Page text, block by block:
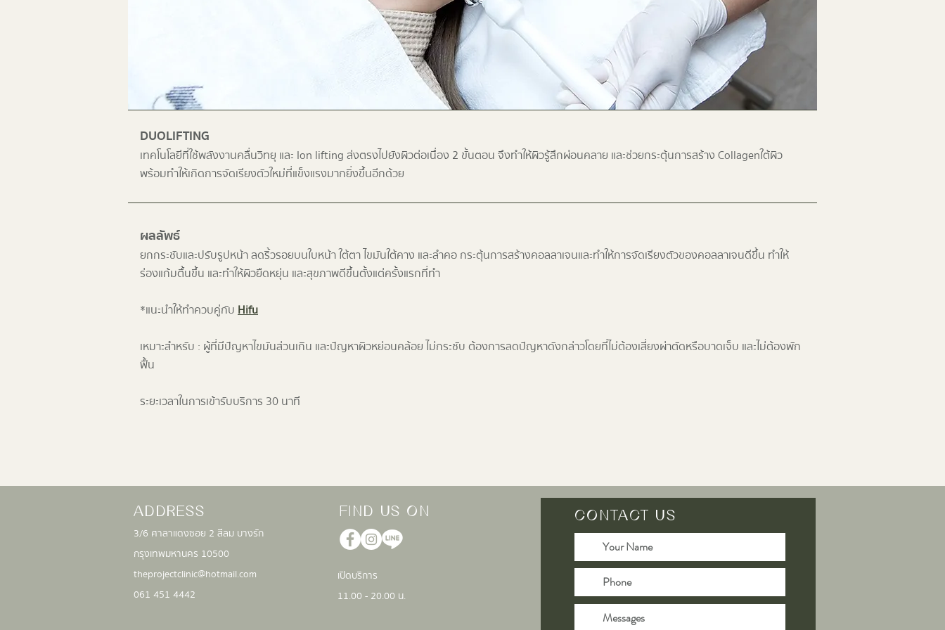
DUOLIFTING
เทคโนโลยีที่ใช้พลังงานคลื่นวิทยุ และ Ion lifting ส่งตรงไปยังผิวต่อเนื่อง 2 ขั้นตอน จึงทำให้ผิวรู้สึกผ่อนคลาย และช่วยกระตุ้นการสร้าง Collagenใต้ผิว
พร้อมทำให้เกิดการจัดเรียงตัวใหม่ที่แข็งแรงมากยิ่งขึ้นอีกด้วย
ผลลัพธ์
ยกกระชับและปรับรูปหน้า ลดริ้วรอยบนใบหน้า ใต้ตา ไขมันใต้คาง และลำคอ กระตุ้นการสร้างคอลลาเจนและทำให้การจัดเรียงตัวของคอลลาเจนดีขึ้น ทำให้
ร่องแก้มตื้นขึ้น และทำให้ผิวยืดหยุ่น และสุขภาพดีขึ้นตั้งแต่ครั้งแรกที่ทำ
*แนะนำให้ทำควบคู่กับHifu
เหมาะสำหรับ : ผู้ที่มีปัญหาไขมันส่วนเกิน และปัญหาผิวหย่อนคล้อย ไม่กระชับ ต้องการลดปัญหาดังกล่าวโดยที่ไม่ต้องเสี่ยงผ่าตัดหรือบาดเจ็บ และไม่ต้องพัก
ฟื้น
ระยะเวลาในการเข้ารับบริการ 30 นาที
ADDRESS
3/6 ศาลาแดงซอย 2 สีลม บางรัก
กรุงเทพมหานคร 10500
theprojectclinic@hotmail.com
061 451 4442
FIND US ON
เปิดบริการ
11.00 - 20.00 น.
CONTACT US